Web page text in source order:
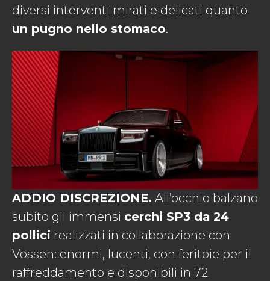
diversi interventi mirati e delicati quanto
un pugno nello stomaco.
ADDIO DISCREZIONE. All’occhio balzano
subito gli immensi cerchi SP3 da 24
pollici realizzati in collaborazione con
Vossen: enormi, lucenti, con feritoie per il
raffreddamento e disponibili in 72